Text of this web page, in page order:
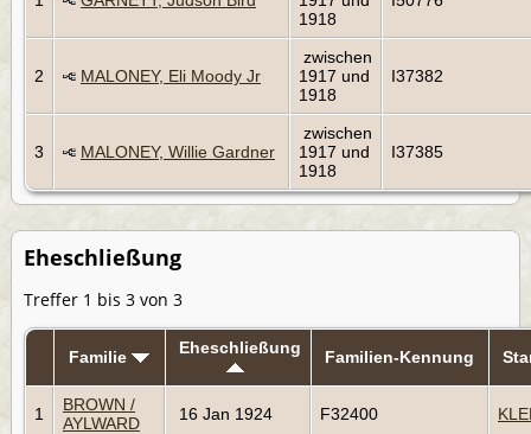
1918
2 MALONEY, Eli Moody Jr
zwischen
1917 und
1918
I37382
3 MALONEY, Willie Gardner
zwischen
1917 und
1918
I37385
Eheschließung
Treffer 1 bis 3 von 3
Familie Eheschließung Familien-Kennung
1
BROWN /
AYLWARD
16 Jan 1924 F32400